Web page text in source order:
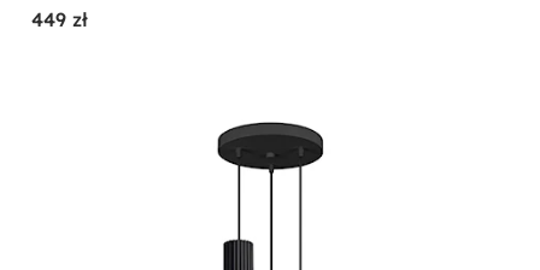
449 zł